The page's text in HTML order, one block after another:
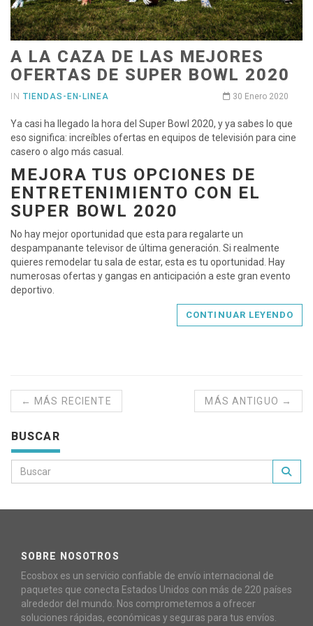
A LA CAZA DE LAS MEJORES
OFERTAS DE SUPER BOWL 2020
IN TIENDAS-EN-LINEA 30 Enero 2020
Ya casi ha llegado la hora del Super Bowl 2020, y ya sabes lo que
eso significa: increíbles ofertas en equipos de televisión para cine
casero o algo más casual.
MEJORA TUS OPCIONES DE
ENTRETENIMIENTO CON EL
SUPER BOWL 2020
No hay mejor oportunidad que esta para regalarte un
despampanante televisor de última generación. Si realmente
quieres remodelar tu sala de estar, esta es tu oportunidad. Hay
numerosas ofertas y gangas en anticipación a este gran evento
deportivo.
CONTINUAR LEYENDO
← MÁS RECIENTE MÁS ANTIGUO →
BUSCAR
SOBRE NOSOTROS
Ecosbox es un servicio confiable de envío internacional de
paquetes que conecta Estados Unidos con más de 220 países
alrededor del mundo. Nos comprometemos a ofrecer
soluciones rápidas, económicas y seguras para tus envíos.